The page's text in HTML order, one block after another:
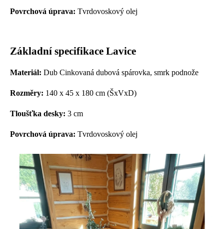
Povrchová úprava: Tvrdovoskový olej
Základní specifikace Lavice
Materiál: Dub Cinkovaná dubová spárovka, smrk podnože
Rozměry: 140 x 45 x 180 cm (ŠxVxD)
Tloušťka desky: 3 cm
Povrchová úprava: Tvrdovoskový olej